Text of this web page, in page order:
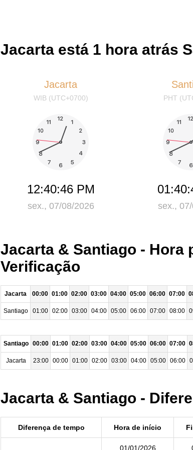
Jacarta está 1 hora atrás
Jacarta
WIB (UTC+0700)
12:40:46 PM
sex., 07/08/2026
PHT
sex.,
Jacarta & Santiago - Hora
Verificação
Jacarta 00:00 01:00 02:00 03:00 04:00 05:00 06:00 07:00
Santiago 01:00 02:00 03:00 04:00 05:00 06:00 07:00 08:00
Santiago 00:00 01:00 02:00 03:00 04:00 05:00 06:00 07:00
Jacarta 23:00 00:00 01:00 02:00 03:00 04:00 05:00 06:00
Jacarta & Santiago -
Diferença de tempo Hora de início
01/01/2026